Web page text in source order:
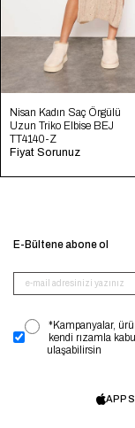
Nisan Kadın Saç Örgülü
Uzun Triko Elbise BEJ
TT4140-Z
Fiyat Sorunuz
E-Bültene abone ol
*Kampanyalar,
kendi rızamla
ulaşabilirsin
APP